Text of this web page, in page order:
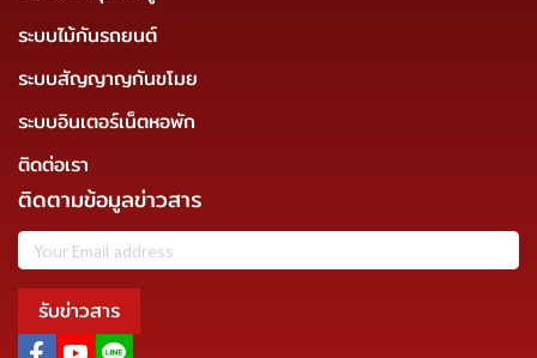
ระบบไม้กันรถยนต์
ระบบสัญญาญกันขโมย
ระบบอินเตอร์เน็ตหอพัก
ติดต่อเรา
ติดตามข้อมูลข่าวสาร
รับข่าวสาร